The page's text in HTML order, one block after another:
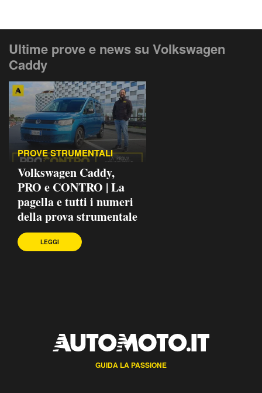
Ultime prove e news su Volkswagen
Caddy
PROVE STRUMENTALI
Volkswagen Caddy,
PRO e CONTRO | La
pagella e tutti i numeri
della prova strumentale
LEGGI
GUIDA LA PASSIONE